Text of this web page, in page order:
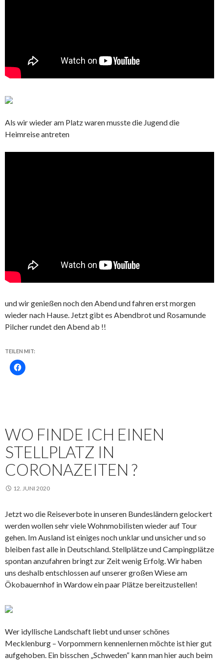
Als wir wieder am Platz waren musste die Jugend die
Heimreise antreten
und wir genießen noch den Abend und fahren erst morgen
wieder nach Hause. Jetzt gibt es Abendbrot und Rosamunde
Pilcher rundet den Abend ab !!
TEILEN MIT:
WO FINDE ICH EINEN
STELLPLATZ IN
CORONAZEITEN ?
12. JUNI 2020
Jetzt wo die Reiseverbote in unseren Bundesländern gelockert
werden wollen sehr viele Wohnmobilisten wieder auf Tour
gehen. Im Ausland ist einiges noch unklar und unsicher und so
bleiben fast alle in Deutschland. Stellplätze und Campingplätze
spontan anzufahren bringt zur Zeit wenig Erfolg. Wir haben
uns deshalb entschlossen auf unserer großen Wiese am
Ökobauernhof in Wardow ein paar Plätze bereitzustellen!
Wer idyllische Landschaft liebt und unser schönes
Mecklenburg – Vorpommern kennenlernen möchte ist hier gut
aufgehoben. Ein bisschen „Schweden“ kann man hier auch beim